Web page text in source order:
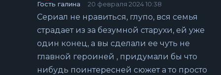
Гость галина 20 февраля 2024 10:38
Сериал не нравиться, глупо, вся семья
страдает из за безумной старухи, ей уже
один конец, а вы сделали ее чуть не
главной героиней , придумали бы что
нибудь поинтересней сюжет а то просто